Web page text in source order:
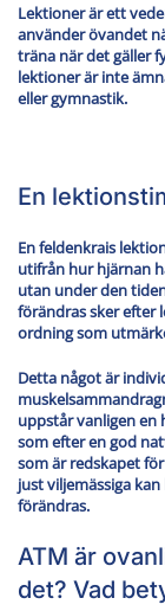
Lektioner är ett
använder övandet
träna när det gäller
lektioner är inte
eller gymnastik.
En
En feldenkrais
utifrån hur hjärnan
utan under den
förändras sker efter
ordning som
Detta något är
uppstår vanligen en
som efter en god
som är redskapet
just viljemässiga
förändras.
ATM är
det? Vad